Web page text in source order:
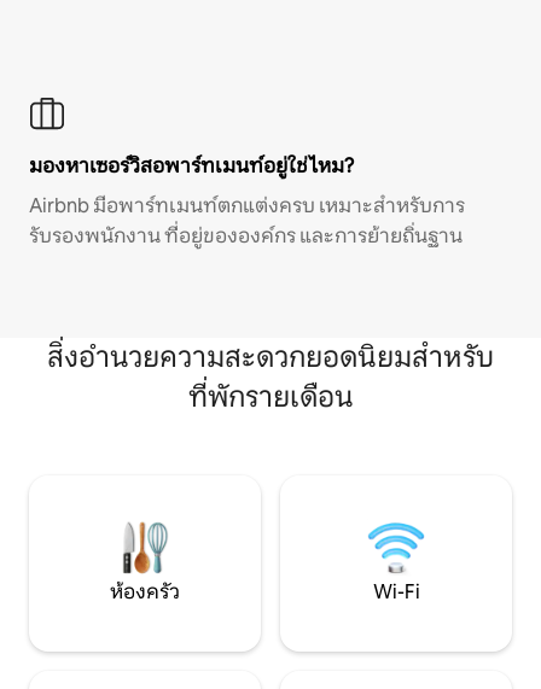
มองหาเซอร์วิสอพาร์ทเมนท์อยู่ใช่ไหม?
Airbnb มีอพาร์ทเมนท์ตกแต่งครบ เหมาะสำหรับการ
รับรองพนักงาน ที่อยู่ขององค์กร และการย้ายถิ่นฐาน
สิ่งอำนวยความสะดวกยอดนิยมสำหรับ
ที่พักรายเดือน
ห้องครัว Wi-Fi